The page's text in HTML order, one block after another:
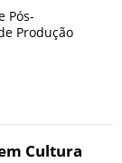
Pós-
Produção
Cultura